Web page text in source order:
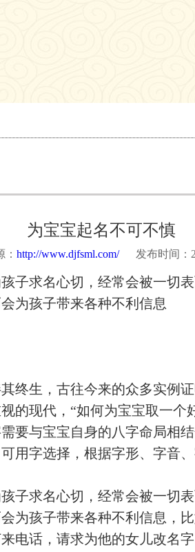
为宝宝起名不可不慎
http://www.djfsml.com/发布时间：
子求名心切，经常会被一切
为孩子带来各种不利信息
终生，古往今来的众多实例
的现代，“如何为宝宝取一个
要与宝宝自身的八字命局相
用字选择，根据字形、字音
子求名心切，经常会被一切
为孩子带来各种不利信息，
电话，请求为他的女儿改名